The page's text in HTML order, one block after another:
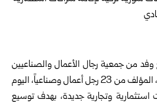
من جمعية رجال الأعمال والصناعيين
المستقلين الأتراك “أوسياد”، المؤلف من 23 رجل أعمال وصناعياً، اليوم
استثمارية وتجارية جديدة، بهدف توسيع